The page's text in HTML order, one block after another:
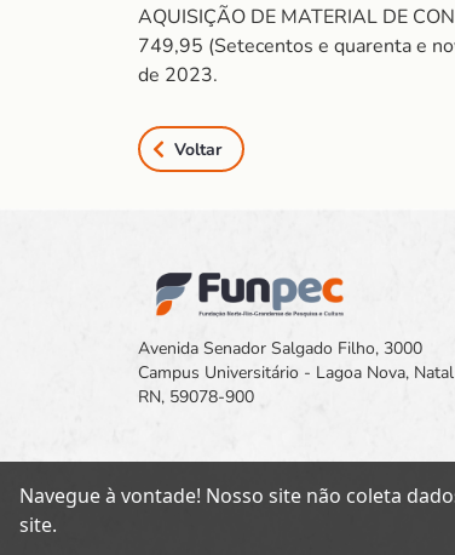
AQUISIÇÃO DE MATERIAL DE
749,95 (Setecentos e quarenta e
de 2023.
Voltar
Avenida Senador Salgado Filho, 3000
Campus Universitário - Lagoa Nova,
RN, 59078-900
Navegue à vontade! Nosso site não coleta
site.